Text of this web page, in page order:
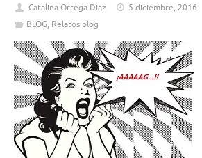
Catalina Ortega Diaz
5 diciembre, 2016
BLOG, Relatos blog